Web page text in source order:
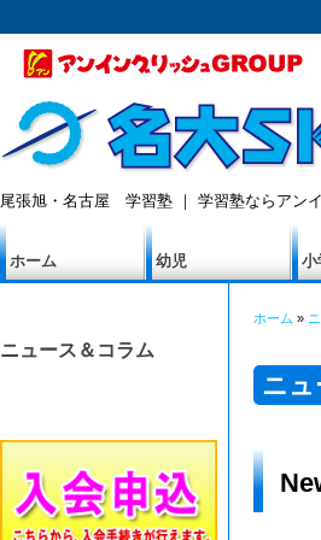
尾張旭・名古屋 学習塾 ｜ 学習塾ならアン
ホーム 幼児 小
ニュース＆コラム
ホーム »
ニュ